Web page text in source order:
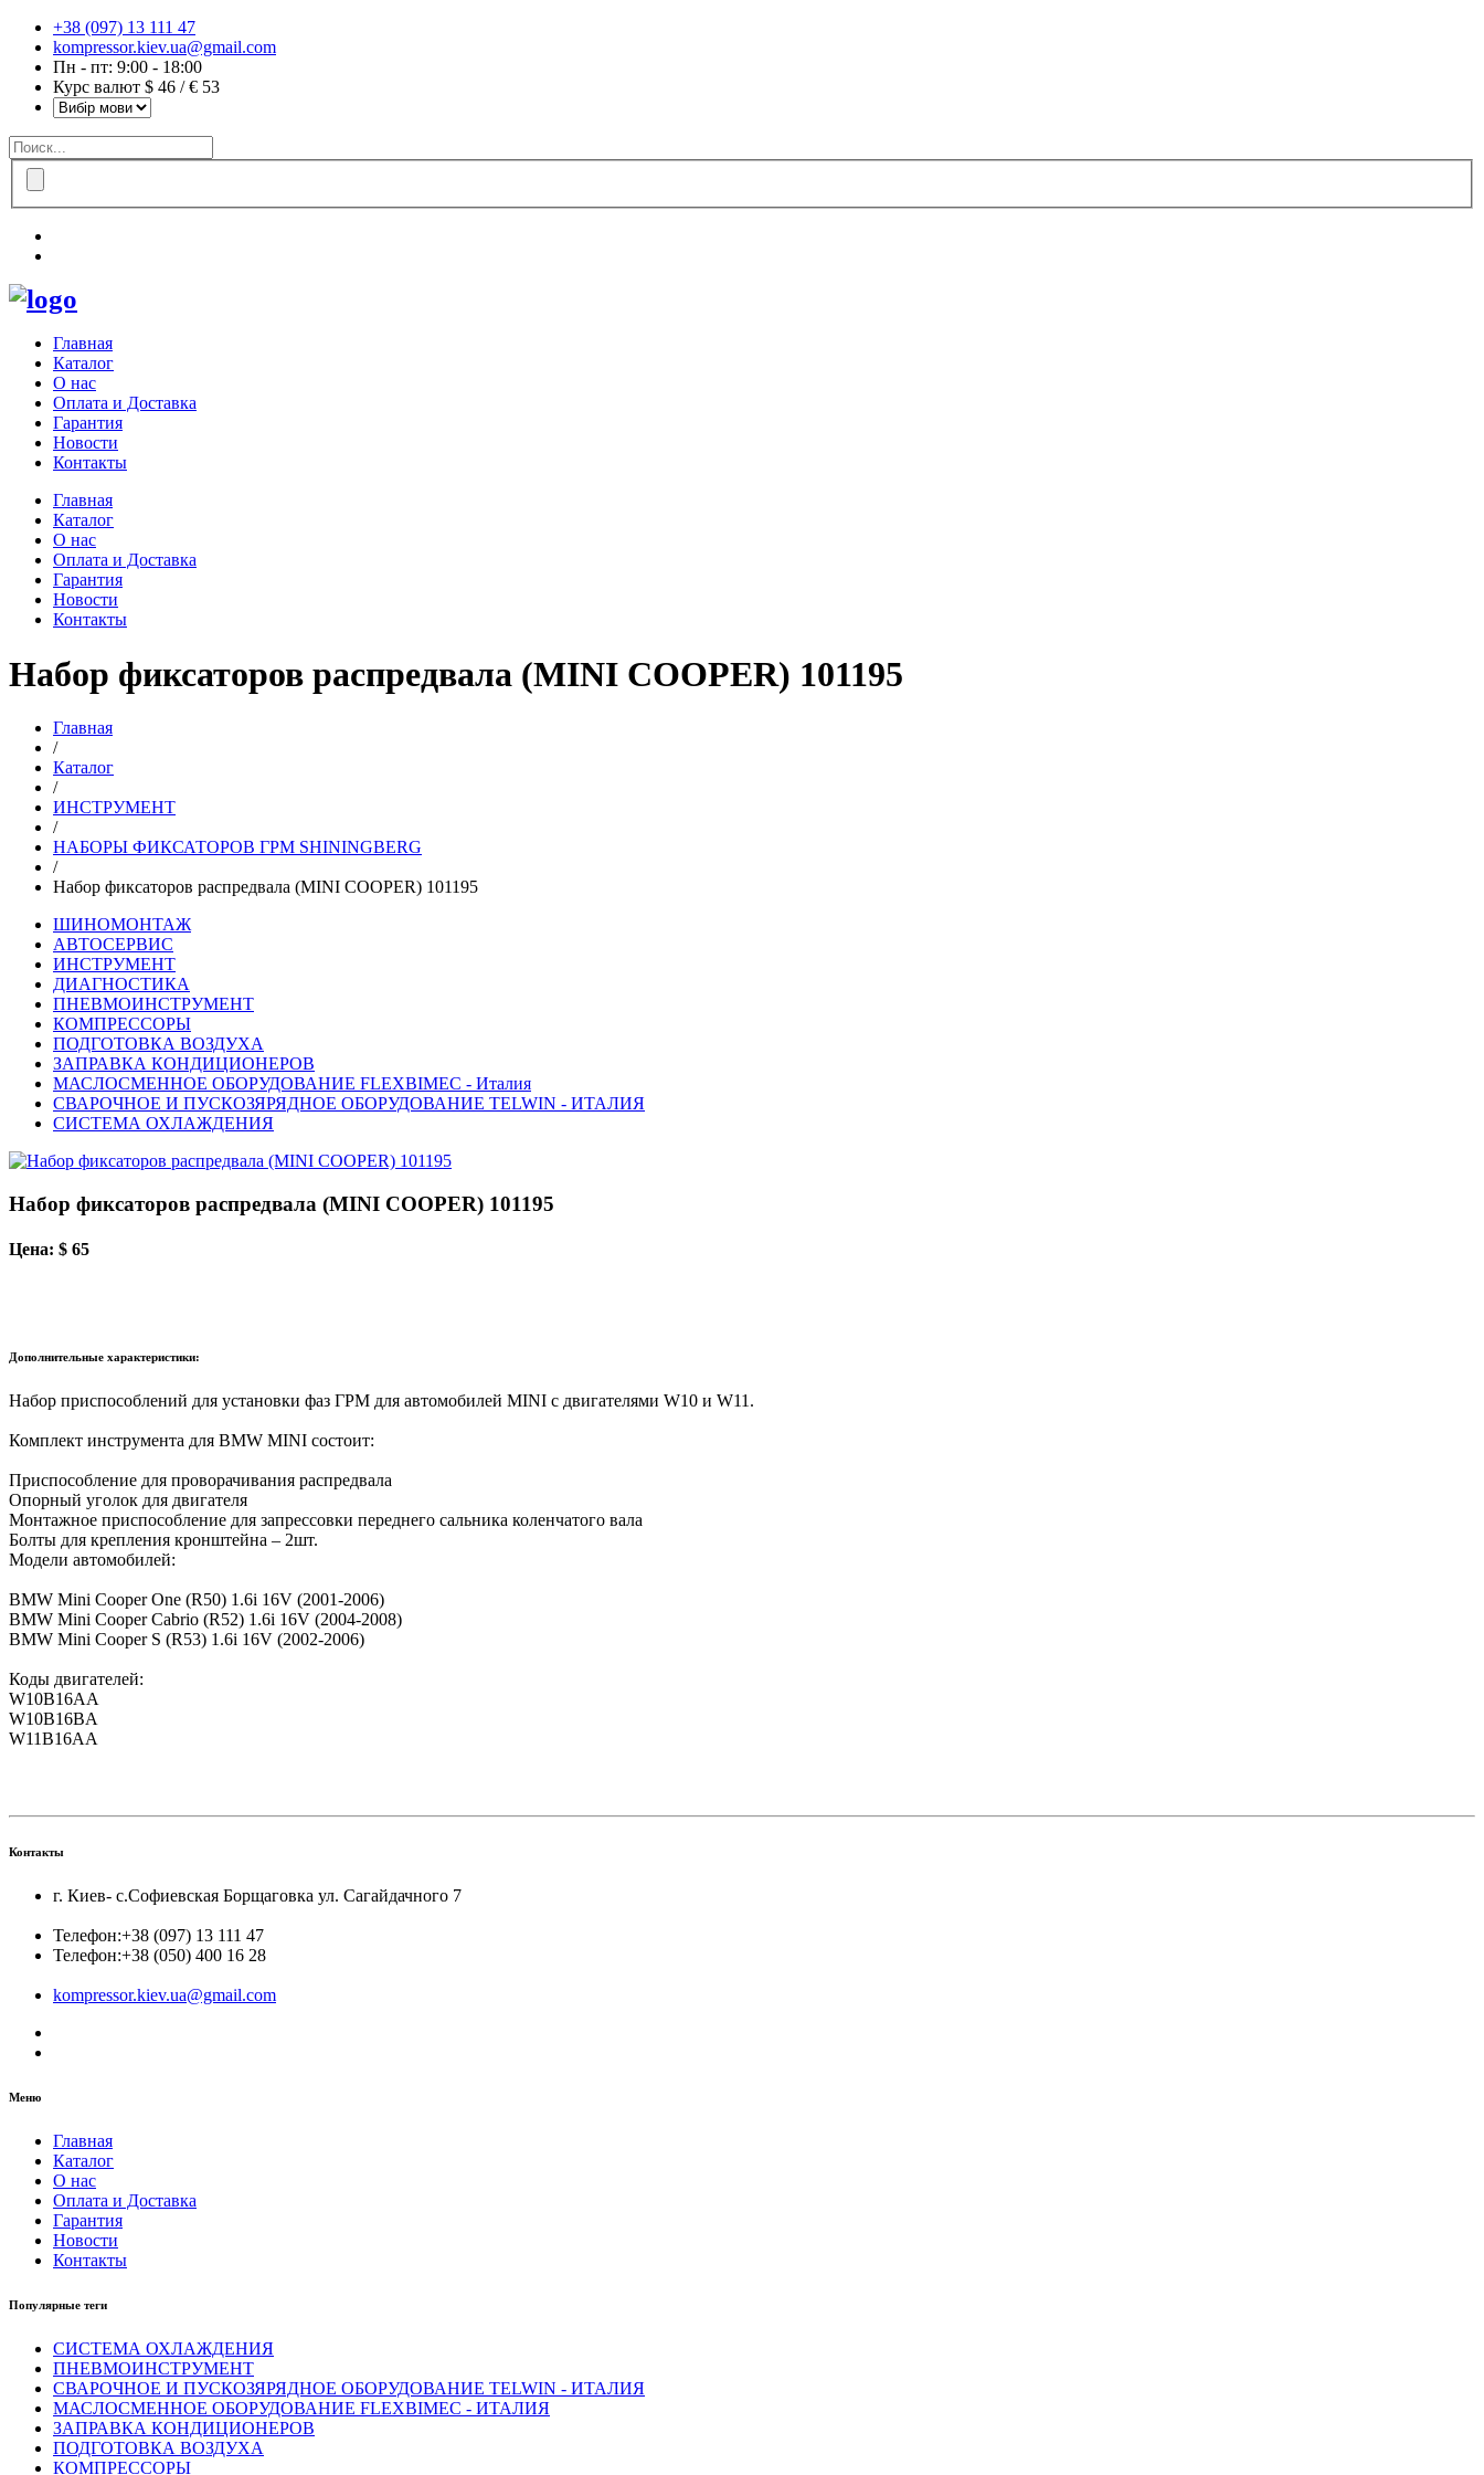
+38 (097) 13 111 47
kompressor.kiev.ua@gmail.com
Пн - пт: 9:00 - 18:00
Курс валют $ 46 / € 53
Главная
Каталог
О нас
Оплата и Доставка
Гарантия
Новости
Контакты
Главная
Каталог
О нас
Оплата и Доставка
Гарантия
Новости
Контакты
Набор фиксаторов распредвала (MINI COOPER) 101195
Главная
/
Каталог
/
ИНСТРУМЕНТ
/
НАБОРЫ ФИКСАТОРОВ ГРМ SHININGBERG
/
Набор фиксаторов распредвала (MINI COOPER) 101195
ШИНОМОНТАЖ
АВТОСЕРВИС
ИНСТРУМЕНТ
ДИАГНОСТИКА
ПНЕВМОИНСТРУМЕНТ
КОМПРЕССОРЫ
ПОДГОТОВКА ВОЗДУХА
ЗАПРАВКА КОНДИЦИОНЕРОВ
МАСЛОСМЕННОЕ ОБОРУДОВАНИЕ FLEXBIMEC - Италия
СВАРОЧНОЕ И ПУСКОЗЯРЯДНОЕ ОБОРУДОВАНИЕ TELWIN - ИТАЛИЯ
СИСТЕМА ОХЛАЖДЕНИЯ
Набор фиксаторов распредвала (MINI COOPER) 101195
Цена: $ 65
Дополнительные характеристики:
Набор приспособлений для установки фаз ГРМ для автомобилей MINI с двигателями W10 и W11.
Комплект инструмента для BMW MINI состоит:
Приспособление для проворачивания распредвала
Опорный уголок для двигателя
Монтажное приспособление для запрессовки переднего сальника коленчатого вала
Болты для крепления кронштейна – 2шт.
Модели автомобилей:
BMW Mini Cooper One (R50) 1.6i 16V (2001-2006)
BMW Mini Cooper Cabrio (R52) 1.6i 16V (2004-2008)
BMW Mini Cooper S (R53) 1.6i 16V (2002-2006)
Коды двигателей:
W10B16AA
W10B16BA
W11B16AA
Контакты
г. Киев- с.Софиевская Борщаговка ул. Сагайдачного 7
Телефон:+38 (097) 13 111 47
Телефон:+38 (050) 400 16 28
kompressor.kiev.ua@gmail.com
Меню
Главная
Каталог
О нас
Оплата и Доставка
Гарантия
Новости
Контакты
Популярные теги
СИСТЕМА ОХЛАЖДЕНИЯ
ПНЕВМОИНСТРУМЕНТ
СВАРОЧНОЕ И ПУСКОЗЯРЯДНОЕ ОБОРУДОВАНИЕ TELWIN - ИТАЛИЯ
МАСЛОСМЕННОЕ ОБОРУДОВАНИЕ FLEXBIMEC - ИТАЛИЯ
ЗАПРАВКА КОНДИЦИОНЕРОВ
ПОДГОТОВКА ВОЗДУХА
КОМПРЕССОРЫ